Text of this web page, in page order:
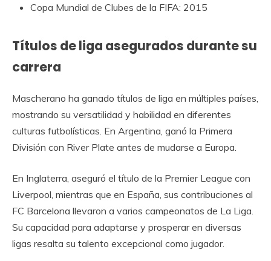
Copa Mundial de Clubes de la FIFA: 2015
Títulos de liga asegurados durante su
carrera
Mascherano ha ganado títulos de liga en múltiples países,
mostrando su versatilidad y habilidad en diferentes
culturas futbolísticas. En Argentina, ganó la Primera
División con River Plate antes de mudarse a Europa.
En Inglaterra, aseguró el título de la Premier League con
Liverpool, mientras que en España, sus contribuciones al
FC Barcelona llevaron a varios campeonatos de La Liga.
Su capacidad para adaptarse y prosperar en diversas
ligas resalta su talento excepcional como jugador.